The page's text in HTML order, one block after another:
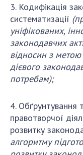
3. Кодифікація
систематизації
уніфікованих,
законодавчих
відносин з
дієвого
потребам);
4. Обґрунтування
правотворчої
розвитку
алгоритму